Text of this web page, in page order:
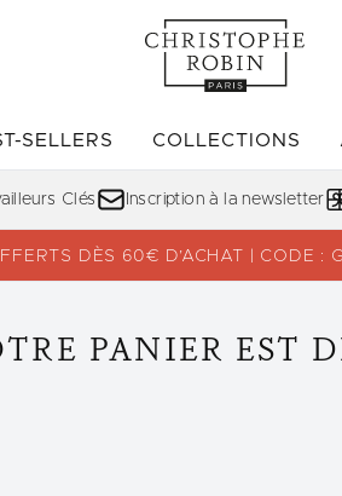
Accédez au sous-menu (DÉCOUVRIR)
SELLERS COLLECTIONS
Clés Inscription à la newsletter
DÈS 60€ D’ACHAT | CODE :
PANIER EST